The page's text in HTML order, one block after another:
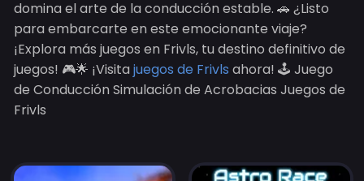
domina el arte de la conducción estable. 🚗 ¿Listo
para embarcarte en este emocionante viaje?
¡Explora más juegos en Frivls, tu destino definitivo de
juegos! 🎮🌟 ¡Visita juegos de Frivls ahora! 🕹️ Juego
de Conducción Simulación de Acrobacias Juegos de
Frivls